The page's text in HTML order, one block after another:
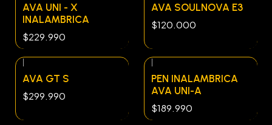
AVA UNI - X
INALAMBRICA
$229.990
AVA SOULNOVA E3
$120.000
AVA GT S
$299.990
PEN INALAMBRICA
AVA UNI-A
$189.990